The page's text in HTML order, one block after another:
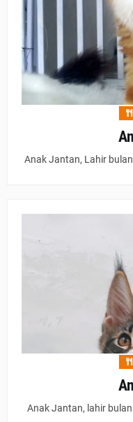
Anak Jantan, Lahir
Anak Jantan, lahir